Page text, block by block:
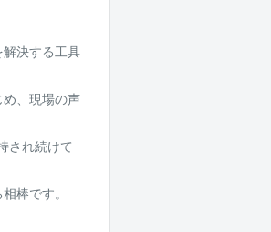
決する工具
、現場の声
され続けて
棒です。